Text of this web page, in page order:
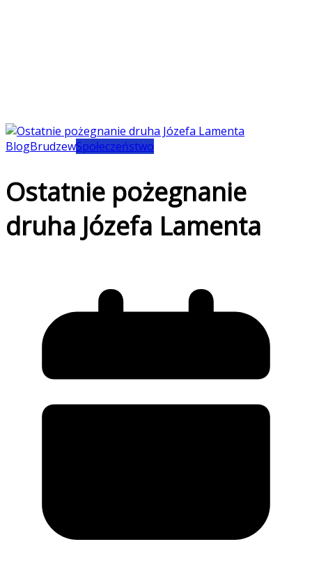
BlogBrudzewSpołeczeństwo
Ostatnie pożegnanie
druha Józefa Lamenta